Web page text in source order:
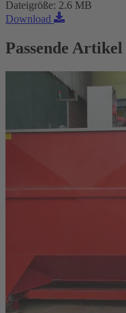
Dateigröße: 2.6 MB
Download
Passende Artikel